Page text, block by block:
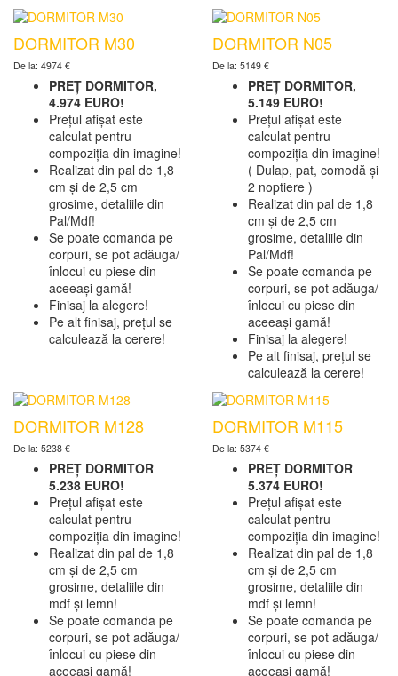
DORMITOR M30
De la: 4974 €
PREȚ DORMITOR,
4.974 EURO!
Prețul afișat este
calculat pentru
compoziția din imagine!
Realizat din pal de 1,8
cm și de 2,5 cm
grosime, detaliile din
Pal/Mdf!
Se poate comanda pe
corpuri, se pot adăuga/
înlocui cu piese din
aceeași gamă!
Finisaj la alegere!
Pe alt finisaj, prețul se
calculează la cerere!
DORMITOR N05
De la: 5149 €
PREȚ DORMITOR,
5.149 EURO!
Prețul afișat este
calculat pentru
compoziția din imagine!
( Dulap, pat, comodă și
2 noptiere )
Realizat din pal de 1,8
cm și de 2,5 cm
grosime, detaliile din
Pal/Mdf!
Se poate comanda pe
corpuri, se pot adăuga/
înlocui cu piese din
aceeași gamă!
Finisaj la alegere!
Pe alt finisaj, prețul se
calculează la cerere!
DORMITOR M128
De la: 5238 €
PREȚ DORMITOR
5.238 EURO!
Prețul afișat este
calculat pentru
compoziția din imagine!
Realizat din pal de 1,8
cm și de 2,5 cm
grosime, detaliile din
mdf și lemn!
Se poate comanda pe
corpuri, se pot adăuga/
înlocui cu piese din
aceeași gamă!
DORMITOR M115
De la: 5374 €
PREȚ DORMITOR
5.374 EURO!
Prețul afișat este
calculat pentru
compoziția din imagine!
Realizat din pal de 1,8
cm și de 2,5 cm
grosime, detaliile din
mdf și lemn!
Se poate comanda pe
corpuri, se pot adăuga/
înlocui cu piese din
aceeași gamă!